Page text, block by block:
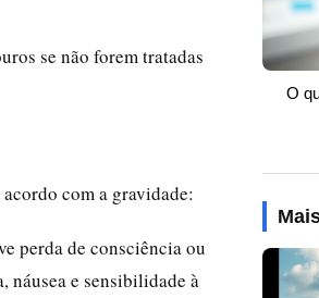
se não forem tratadas
com a gravidade:
perda de consciência ou
náusea e sensibilidade à
O